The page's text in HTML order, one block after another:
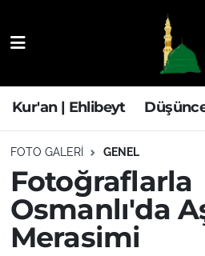
Kur'an | Ehlibeyt
FOTO GALERI GENEL
Fotoğraflarla
Osmanlı'da
Merasimi
Düşünce | İslamî
Ehla-Der Haber
Yaşam | Aile&GNÇ
Fıkıh | Ahkam
Hava Durumu
Trafik Durumu
Süper Lig Puan Durumu
Tüm Manşetler